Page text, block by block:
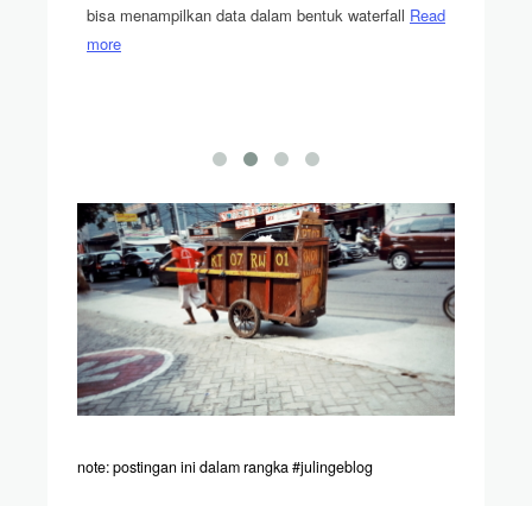
bisa menampilkan data dalam bentuk waterfall Read
more
note: postingan ini dalam rangka #julingeblog